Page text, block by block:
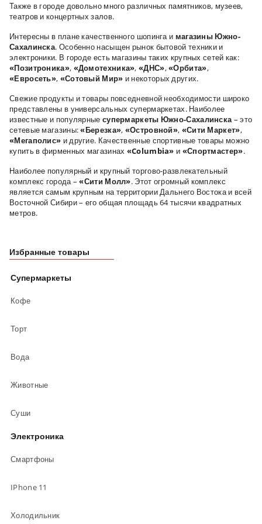
Также в городе довольно много различных памятников, музеев,
театров и концертных залов.
Интересны в плане качественного шопинга и магазины Южно-
Сахалинска. Особенно насыщен рынок бытовой техники и
электроники. В городе есть магазины таких крупных сетей как:
«Позитроника», «Домотехника»,«ДНС»,«Орбита»,
«Евросеть», «Сотовый Мир» и некоторых других.
Свежие продукты и товары повседневной необходимости широко
представлены в универсальных супермаркетах. Наиболее
известные и популярные супермаркеты Южно-Сахалинска– это
сетевые магазины:«Березка», «Островной», «Сити Маркет»,
«Мегаполис» и другие. Качественные спортивные товары можно
купить в фирменных магазинах «Columbia» и «Спортмастер».
Наиболее популярный и крупный торгово-развлекательный
комплекс города –«Сити Молл». Этот огромный комплекс
является самым крупным на территории Дальнего Востока и всей
Восточной Сибири – его общая площадь 64 тысячи квадратных
метров.
Избранные товары
Супермаркеты
Кофе
Торт
Вода
Животные
Суши
Электроника
Смартфоны
IPhone 11
Холодильник